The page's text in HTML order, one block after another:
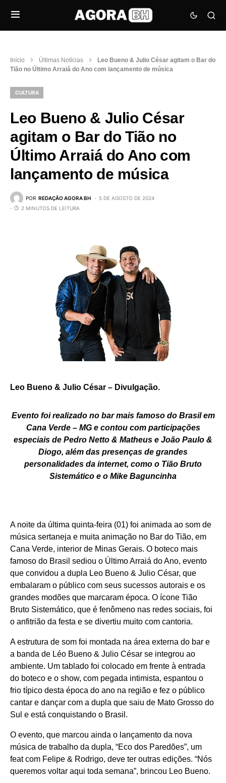
Início Últimas Notícias
Leo Bueno & Julio César agitam o Bar do
Tião no Último Arraiá do Ano com lançamento de música
CULTURA
Leo Bueno & Julio César
agitam o Bar do Tião no
Último Arraiá do Ano com
lançamento de música
POR REDAÇÃO AGORA BH
5 DE AGOSTO DE 2024
2 MINUTOS DE LEITURA
Leo Bueno & Julio César – Divulgação.
Evento foi realizado no bar mais famoso do Brasil em
Cana Verde – MG e contou com participações
especiais de Pedro Netto & Matheus e João Paulo &
Diogo, além das presenças de grandes
personalidades da internet, como o Tião Bruto
Sistemático e o Mike Baguncinha
A noite da última quinta-feira (01) foi animada ao som de
música sertaneja e muita animação no Bar do Tião, em
Cana Verde, interior de Minas Gerais. O boteco mais
famoso do Brasil sediou o Último Arraiá do Ano, evento
que convidou a dupla Leo Bueno & Julio César, que
embalaram o público com seus sucessos autorais e os
grandes modões que marcaram época. O ícone Tião
Bruto Sistemático, que é fenômeno nas redes sociais, foi
o anfitrião da festa e se divertiu muito com cantoria.
A estrutura de som foi montada na área externa do bar e
a banda de Léo Bueno & Julio César se integrou ao
ambiente. Um tablado foi colocado em frente à entrada
do boteco e o show, com pegada intimista, espantou o
frio típico desta época do ano na região e fez o público
cantar e dançar com a dupla que saiu de Mato Grosso do
Sul e está conquistando o Brasil.
O evento, que marcou ainda o lançamento da nova
música de trabalho da dupla, “Eco dos Paredões”, um
feat com Felipe & Rodrigo, deve ter outras edições. “Nós
queremos voltar aqui toda semana”, brincou Leo Bueno.